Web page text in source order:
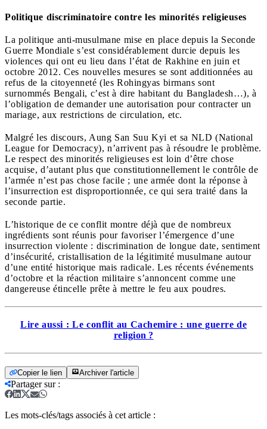
Politique discriminatoire contre les minorités religieuses
La politique anti-musulmane mise en place depuis la Seconde
Guerre Mondiale s’est considérablement durcie depuis les
violences qui ont eu lieu dans l’état de Rakhine en juin et
octobre 2012. Ces nouvelles mesures se sont additionnées au
refus de la citoyenneté (les Rohingyas birmans sont
surnommés Bengali, c’est à dire habitant du Bangladesh…), à
l’obligation de demander une autorisation pour contracter un
mariage, aux restrictions de circulation, etc.
Malgré les discours, Aung San Suu Kyi et sa NLD (National
League for Democracy), n’arrivent pas à résoudre le problème.
Le respect des minorités religieuses est loin d’être chose
acquise, d’autant plus que constitutionnellement le contrôle de
l’armée n’est pas chose facile ; une armée dont la réponse à
l’insurrection est disproportionnée, ce qui sera traité dans la
seconde partie.
L’historique de ce conflit montre déjà que de nombreux
ingrédients sont réunis pour favoriser l’émergence d’une
insurrection violente : discrimination de longue date, sentiment
d’insécurité, cristallisation de la légitimité musulmane autour
d’une entité historique mais radicale. Les récents événements
d’octobre et la réaction militaire s’annoncent comme une
dangereuse étincelle prête à mettre le feu aux poudres.
Lire aussi : Le conflit au Cachemire : une guerre de
religion ?
Copier le lien Archiver l'article
Partager sur:
Les mots-clés/tags associés à cet article :